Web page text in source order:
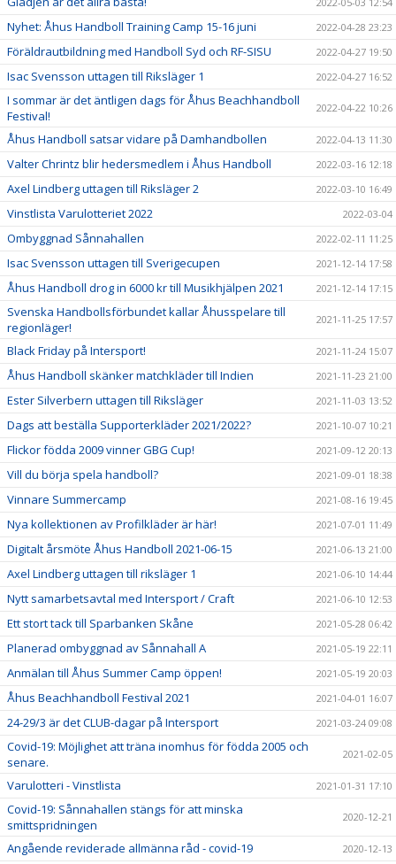
Nyhet: Åhus Handboll Training Camp 15-16 juni 2022-04-28 23:23
Föräldrautbildning med Handboll Syd och RF-SISU 2022-04-27 19:50
Isac Svensson uttagen till Riksläger 1 2022-04-27 16:52
I sommar är det äntligen dags för Åhus Beachhandboll
Festival!
2022-04-22 10:26
Åhus Handboll satsar vidare på Damhandbollen 2022-04-13 11:30
Valter Chrintz blir hedersmedlem i Åhus Handboll 2022-03-16 12:18
Axel Lindberg uttagen till Riksläger 2 2022-03-10 16:49
Vinstlista Varulotteriet 2022 2022-03-04
Ombyggnad Sånnahallen 2022-02-11 11:25
Isac Svensson uttagen till Sverigecupen 2021-12-14 17:58
Åhus Handboll drog in 6000 kr till Musikhjälpen 2021 2021-12-14 17:15
Svenska Handbollsförbundet kallar Åhusspelare till
regionläger!
2021-11-25 17:57
Black Friday på Intersport! 2021-11-24 15:07
Åhus Handboll skänker matchkläder till Indien 2021-11-23 21:00
Ester Silverbern uttagen till Riksläger 2021-11-03 13:52
Dags att beställa Supporterkläder 2021/2022? 2021-10-07 10:21
Flickor födda 2009 vinner GBG Cup! 2021-09-12 20:13
Vill du börja spela handboll? 2021-09-01 18:38
Vinnare Summercamp 2021-08-16 19:45
Nya kollektionen av Profilkläder är här! 2021-07-01 11:49
Digitalt årsmöte Åhus Handboll 2021-06-15 2021-06-13 21:00
Axel Lindberg uttagen till riksläger 1 2021-06-10 14:44
Nytt samarbetsavtal med Intersport / Craft 2021-06-10 12:53
Ett stort tack till Sparbanken Skåne 2021-05-28 06:42
Planerad ombyggnad av Sånnahall A 2021-05-19 22:11
Anmälan till Åhus Summer Camp öppen! 2021-05-19 20:03
Åhus Beachhandboll Festival 2021 2021-04-01 16:07
24-29/3 är det CLUB-dagar på Intersport 2021-03-24 09:08
Covid-19: Möjlighet att träna inomhus för födda 2005 och
senare.
2021-02-05
Varulotteri - Vinstlista 2021-01-31 17:10
Covid-19: Sånnahallen stängs för att minska
smittspridningen
2020-12-21
Angående reviderade allmänna råd - covid-19 2020-12-13